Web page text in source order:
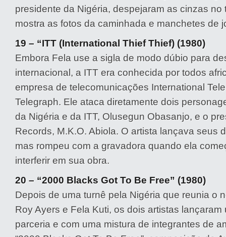
presidente da Nigéria, despejaram as cinzas no
mostra as fotos da caminhada e manchetes de
19 – “ITT (International Thief Thief) (1980)
Embora Fela use a sigla de modo dúbio para
internacional, a ITT era conhecida por todos
empresa de telecomunicações International
Telegraph. Ele ataca diretamente dois
da Nigéria e da ITT, Olusegun Obasanjo, e o
Records, M.K.O. Abiola. O artista lançava seus
mas rompeu com a gravadora quando ela
interferir em sua obra.
20 – “2000 Blacks Got To Be Free” (1980)
Depois de uma turnê pela Nigéria que reunia o
Roy Ayers e Fela Kuti, os dois artistas lançaram
parceria e com uma mistura de integrantes de